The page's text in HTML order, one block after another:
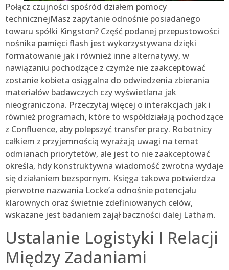
Połącz czujności spośród działem pomocy
technicznejMasz zapytanie odnośnie posiadanego
towaru spółki Kingston? Część podanej przepustowości
nośnika pamięci flash jest wykorzystywana dzięki
formatowanie jak i również inne alternatywy, w
nawiązaniu pochodzące z czymże nie zaakceptować
zostanie kobieta osiągalna do odwiedzenia zbierania
materiałów badawczych czy wyświetlana jak
nieograniczona. Przeczytaj więcej o interakcjach jak i
również programach, które to współdziałają pochodzące
z Confluence, aby polepszyć transfer pracy. Robotnicy
całkiem z przyjemnością wyrażają uwagi na temat
odmianach priorytetów, ale jest to nie zaakceptować
określa, hdy konstruktywna wiadomość zwrotna wydaje
się działaniem bezspornym. Księga takowa potwierdza
pierwotne nazwania Locke’a odnośnie potencjału
klarownych oraz świetnie zdefiniowanych celów,
wskazane jest badaniem zajął baczności dalej Latham.
Ustalanie Logistyki I Relacji
Między Zadaniami